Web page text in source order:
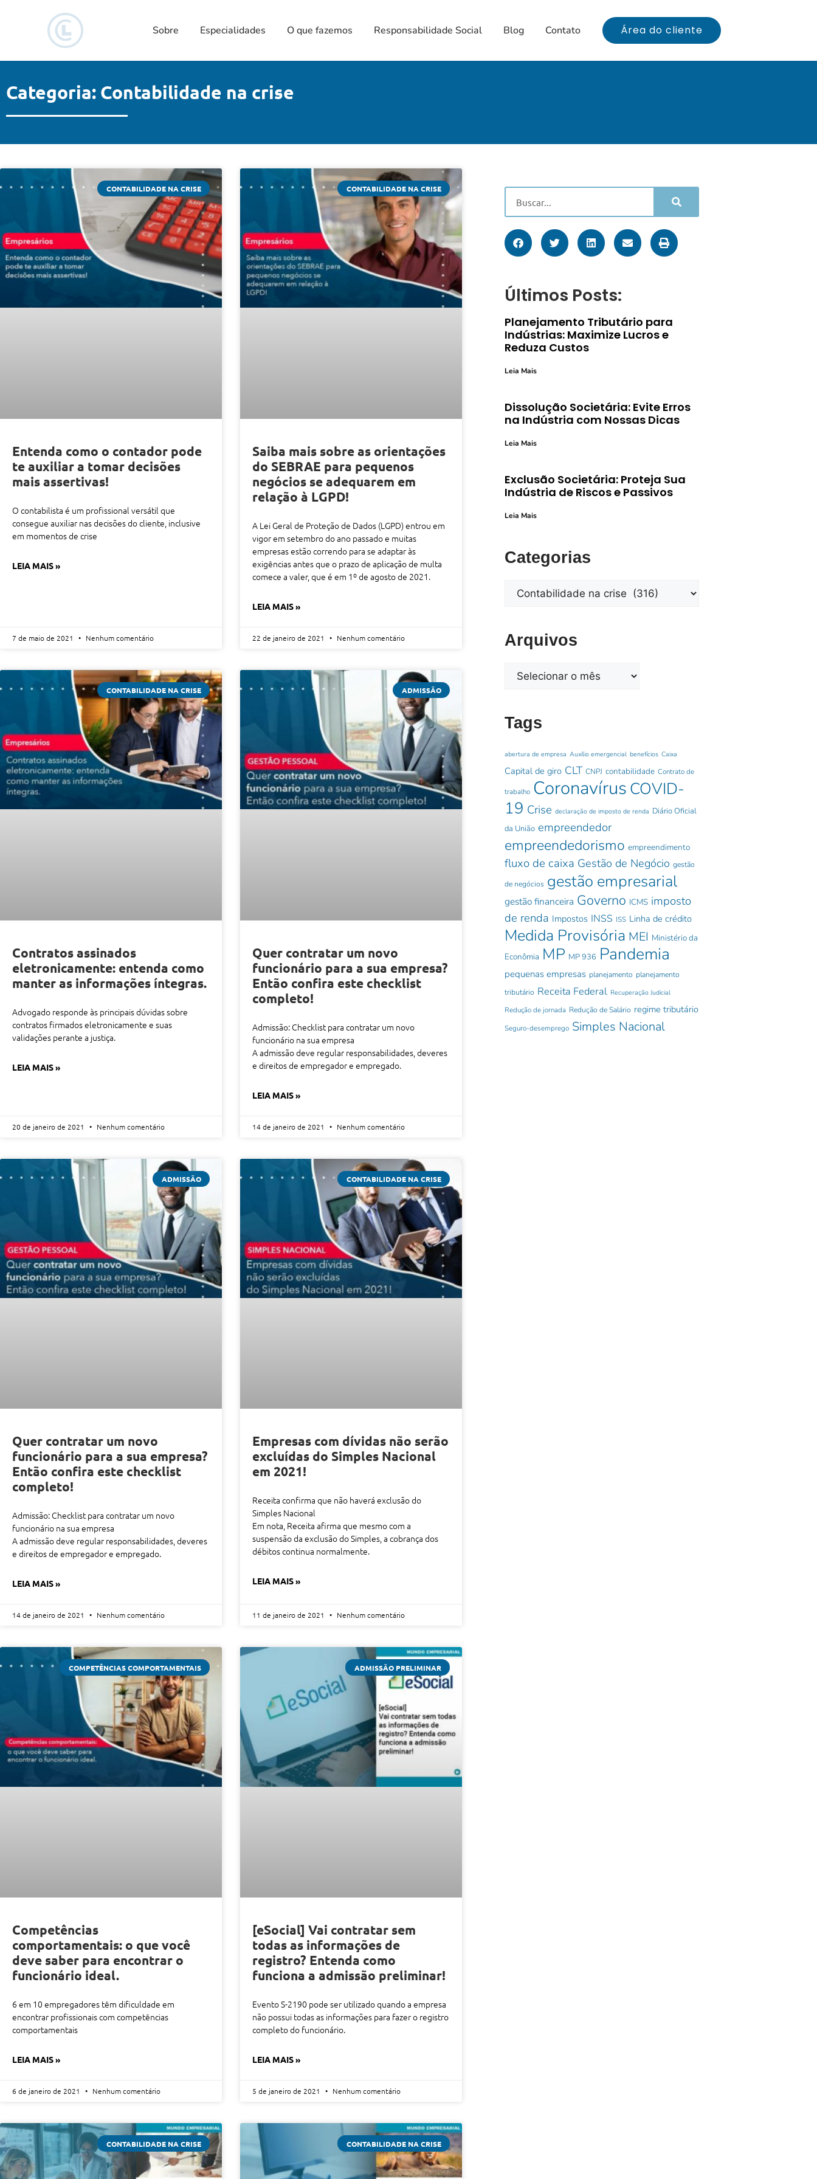
Sobre Especialidades O que fazemos Responsabilidade Social Blog Contato Área do cliente
Categoria: Contabilidade na crise
CONTABILIDADE NA CRISE
Entenda como o contador pode
te auxiliar a tomar decisões
mais assertivas!
O contabilista é um profissional versátil que
consegue auxiliar nas decisões do cliente, inclusive
em momentos de crise
LEIA MAIS »
7 de maio de 2021 Nenhum comentário
CONTABILIDADE NA CRISE
Saiba mais sobre as orientações
do SEBRAE para pequenos
negócios se adequarem em
relação à LGPD!
A Lei Geral de Proteção de Dados (LGPD) entrou em
vigor em setembro do ano passado e muitas
empresas estão correndo para se adaptar às
exigências antes que o prazo de aplicação de multa
comece a valer, que é em 1º de agosto de 2021.
LEIA MAIS »
22 de janeiro de 2021 Nenhum comentário
CONTABILIDADE NA CRISE
Contratos assinados
eletronicamente: entenda como
manter as informações íntegras.
Advogado responde às principais dúvidas sobre
contratos firmados eletronicamente e suas
validações perante a justiça.
LEIA MAIS »
20 de janeiro de 2021 Nenhum comentário
ADMISSÃO
Quer contratar um novo
funcionário para a sua empresa?
Então confira este checklist
completo!
Admissão: Checklist para contratar um novo
funcionário na sua empresa
A admissão deve regular responsabilidades, deveres
e direitos de empregador e empregado.
LEIA MAIS »
14 de janeiro de 2021 Nenhum comentário
ADMISSÃO
Quer contratar um novo
funcionário para a sua empresa?
Então confira este checklist
completo!
Admissão: Checklist para contratar um novo
funcionário na sua empresa
A admissão deve regular responsabilidades, deveres
e direitos de empregador e empregado.
LEIA MAIS »
14 de janeiro de 2021 Nenhum comentário
CONTABILIDADE NA CRISE
Empresas com dívidas não serão
excluídas do Simples Nacional
em 2021!
Receita confirma que não haverá exclusão do
Simples Nacional
Em nota, Receita afirma que mesmo com a
suspensão da exclusão do Simples, a cobrança dos
débitos continua normalmente.
LEIA MAIS »
11 de janeiro de 2021 Nenhum comentário
COMPETÊNCIAS COMPORTAMENTAIS
Competências
comportamentais: o que você
deve saber para encontrar o
funcionário ideal.
6 em 10 empregadores têm dificuldade em
encontrar profissionais com competências
comportamentais
LEIA MAIS »
6 de janeiro de 2021 Nenhum comentário
ADMISSÃO PRELIMINAR
[eSocial] Vai contratar sem
todas as informações de
registro? Entenda como
funciona a admissão preliminar!
Evento S-2190 pode ser utilizado quando a empresa
não possui todas as informações para fazer o registro
completo do funcionário.
LEIA MAIS »
5 de janeiro de 2021 Nenhum comentário
CONTABILIDADE NA CRISE CONTABILIDADE NA CRISE
Últimos Posts:
Planejamento Tributário para
Indústrias: Maximize Lucros e
Reduza Custos
Leia Mais
Dissolução Societária: Evite Erros
na Indústria com Nossas Dicas
Leia Mais
Exclusão Societária: Proteja Sua
Indústria de Riscos e Passivos
Leia Mais
Categorias
Arquivos
Tags
abertura de empresa Auxílio emergencial benefícios Caixa
Capital de giro CLT CNPJ contabilidade Contrato de
trabalho Coronavírus COVID-
19 Crise declaração de imposto de renda Diário Oficial
da União empreendedor
empreendedorismo empreendimento
fluxo de caixa Gestão de Negócio gestão
de negócios gestão empresarial
gestão financeira Governo ICMS imposto
de renda Impostos INSS ISS Linha de crédito
Medida Provisória MEI Ministério da
Econômia MP MP 936 Pandemia
pequenas empresas planejamento planejamento
tributário Receita Federal Recuperação Judicial
Redução de jornada Redução de Salário regime tributário
Seguro-desemprego Simples Nacional